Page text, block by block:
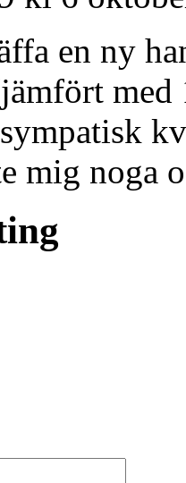
en ny
med
mig noga